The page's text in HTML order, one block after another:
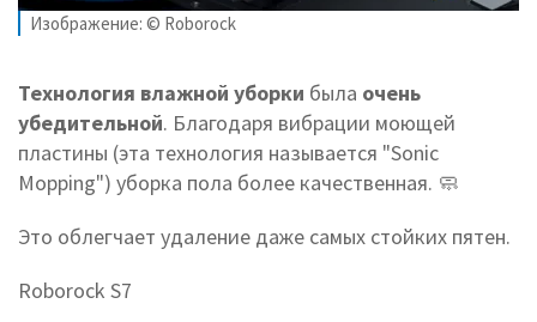
Изображение: © Roborock
Технология влажной уборки была очень
убедительной. Благодаря вибрации моющей
пластины (эта технология называется "Sonic
Mopping") уборка пола более качественная. 🧼
Это облегчает удаление даже самых стойких пятен.
Roborock S7